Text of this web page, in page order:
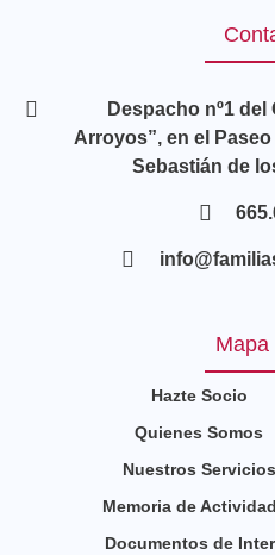
Despacho nº1
Arroyos”, en el
Sebastián de
Mapa
Hazte Socio
Quienes Somos
Nuestros Servicios
Memoria de
Documentos de